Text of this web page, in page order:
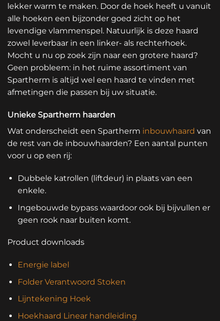
lekker warm te maken. Door de hoek heeft u vanuit
alle hoeken een bijzonder goed zicht op het
levendige vlammenspel. Natuurlijk is deze haard
zowel leverbaar in een linker- als rechterhoek.
Mocht u nu op zoek zijn naar een grotere haard?
Geen probleem: in het ruime assortiment van
Spartherm is altijd wel een haard te vinden met
afmetingen die passen bij uw situatie.
Unieke Spartherm haarden
Wat onderscheidt een Spartherm inbouwhaard van
de rest van de inbouwhaarden? Een aantal punten
voor u op een rij:
Dubbele katrollen (liftdeur) in plaats van een
enkele.
Ingebouwde bypass waardoor ook bij bijvullen er
geen rook naar buiten komt.
Product downloads
Energie label
Folder Verantwoord Stoken
Lijntekening Hoek
Hoekhaard Linear handleiding